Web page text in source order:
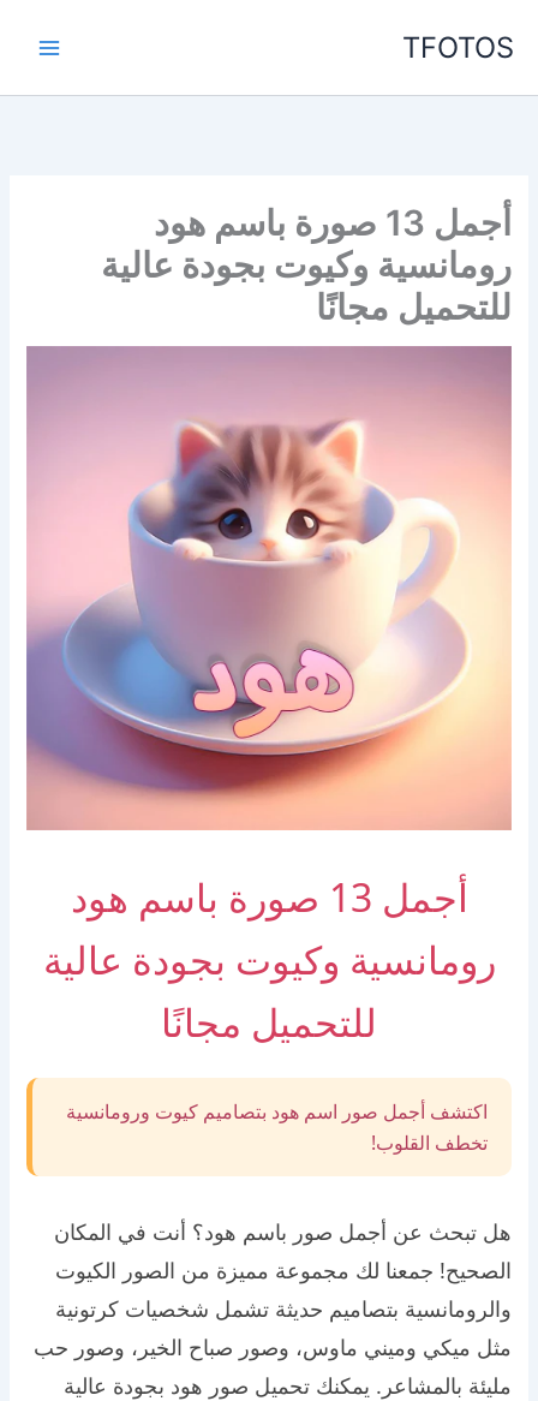
TFOTOS
أجمل 13 صورة باسم هود
رومانسية وكيوت بجودة عالية
للتحميل مجانًا
أجمل 13 صورة باسم هود
رومانسية وكيوت بجودة عالية
للتحميل مجانًا
اكتشف أجمل صور اسم هود بتصاميم كيوت ورومانسية
تخطف القلوب!
هل تبحث عن أجمل صور باسم هود؟ أنت في المكان
الصحيح! جمعنا لك مجموعة مميزة من الصور الكيوت
والرومانسية بتصاميم حديثة تشمل شخصيات كرتونية
مثل ميكي وميني ماوس، وصور صباح الخير، وصور حب
مليئة بالمشاعر. يمكنك تحميل صور هود بجودة عالية